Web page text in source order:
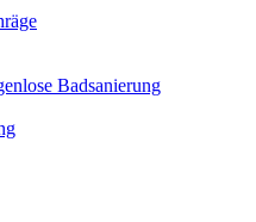
Badsanierung